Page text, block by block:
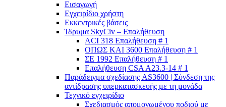
Εισαγωγή
Εγχειρίδιο χρήστη
Εκκεντρικές βάσεις
Ίδρυμα SkyCiv – Επαλήθευση
ACI 318 Επαλήθευση # 1
ΟΠΩΣ ΚΑΙ 3600 Επαλήθευση # 1
ΣΕ 1992 Επαλήθευση # 1
Επαλήθευση CSA A23.3-14 # 1
Παράδειγμα σχεδίασης AS3600 | Σύνδεση της
αντίδρασης υπερκατασκευής με τη μονάδα
Τεχνικό εγχειρίδιο
Σχεδιασμός απομονωμένου ποδιού με